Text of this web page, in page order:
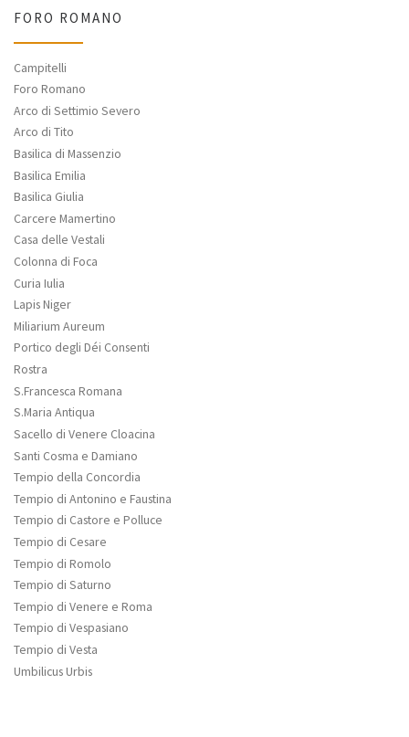
FORO ROMANO
Campitelli
Foro Romano
Arco di Settimio Severo
Arco di Tito
Basilica di Massenzio
Basilica Emilia
Basilica Giulia
Carcere Mamertino
Casa delle Vestali
Colonna di Foca
Curia Iulia
Lapis Niger
Miliarium Aureum
Portico degli Déi Consenti
Rostra
S.Francesca Romana
S.Maria Antiqua
Sacello di Venere Cloacina
Santi Cosma e Damiano
Tempio della Concordia
Tempio di Antonino e Faustina
Tempio di Castore e Polluce
Tempio di Cesare
Tempio di Romolo
Tempio di Saturno
Tempio di Venere e Roma
Tempio di Vespasiano
Tempio di Vesta
Umbilicus Urbis